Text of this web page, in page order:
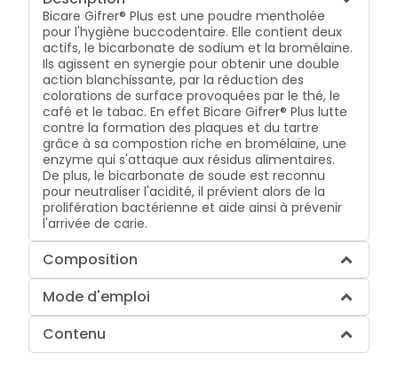
Bicare Gifrer® Plus est une poudre mentholée
pour l'hygiène buccodentaire. Elle contient deux
actifs, le bicarbonate de sodium et la bromélaïne.
Ils agissent en synergie pour obtenir une double
action blanchissante, par la réduction des
colorations de surface provoquées par le thé, le
café et le tabac. En effet Bicare Gifrer® Plus lutte
contre la formation des plaques et du tartre
grâce à sa compostion riche en bromélaïne, une
enzyme qui s'attaque aux résidus alimentaires.
De plus, le bicarbonate de soude est reconnu
pour neutraliser l'acidité, il prévient alors de la
prolifération bactérienne et aide ainsi à prévenir
l'arrivée de carie.
Composition
Mode d'emploi
Contenu